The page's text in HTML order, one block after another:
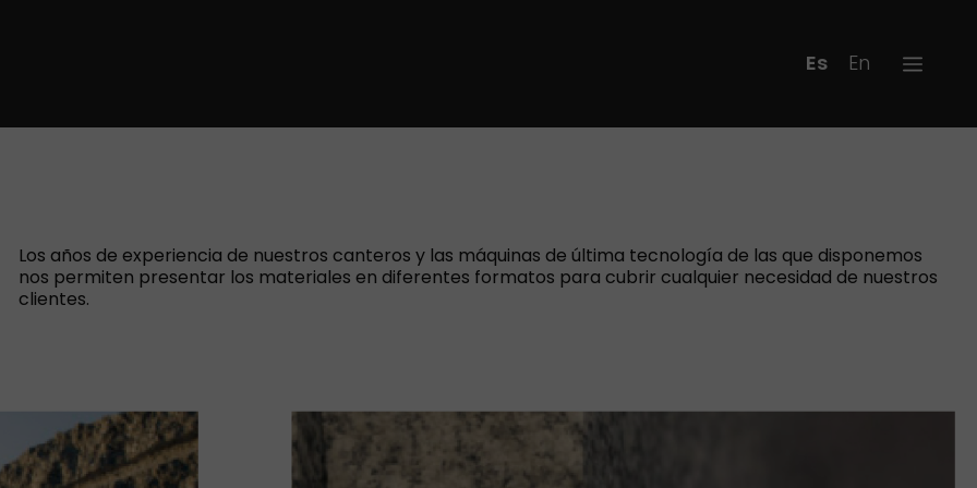
EspañolEnglish
Los años de experiencia de nuestros canteros y las máquinas de última tecnología de las que disponemos
nos permiten presentar los materiales en diferentes formatos para cubrir cualquier necesidad de nuestros
clientes.